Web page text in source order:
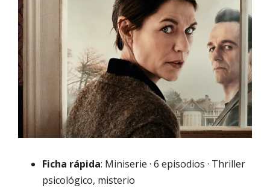
Ficha rápida: Miniserie · 6 episodios · Thriller
psicológico, misterio